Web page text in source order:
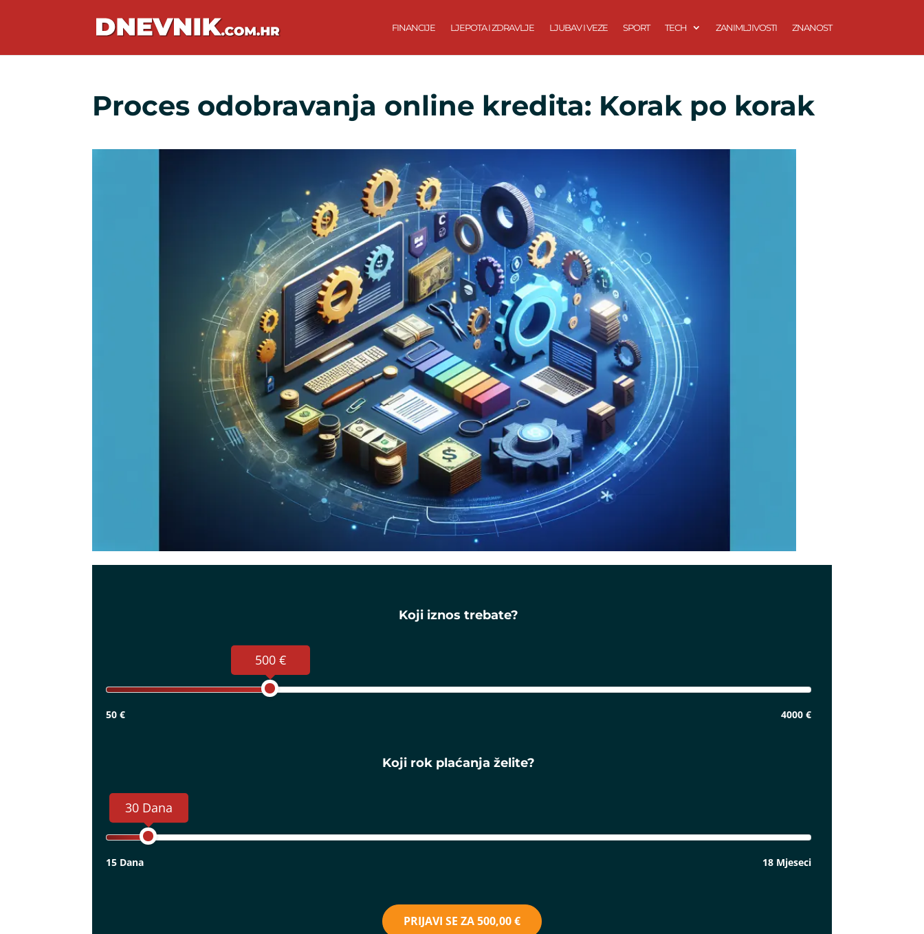
FINANCIJE LJEPOTA I ZDRAVLJE LJUBAV I VEZE SPORT TECH ZANIMLJIVOSTI ZNANOST
Proces odobravanja online kredita: Korak po korak
Koji iznos trebate?
500 €
50 € 4000 €
Koji rok plaćanja želite?
30 Dana
15 Dana 18 Mjeseci
PRIJAVI SE ZA500,00 €